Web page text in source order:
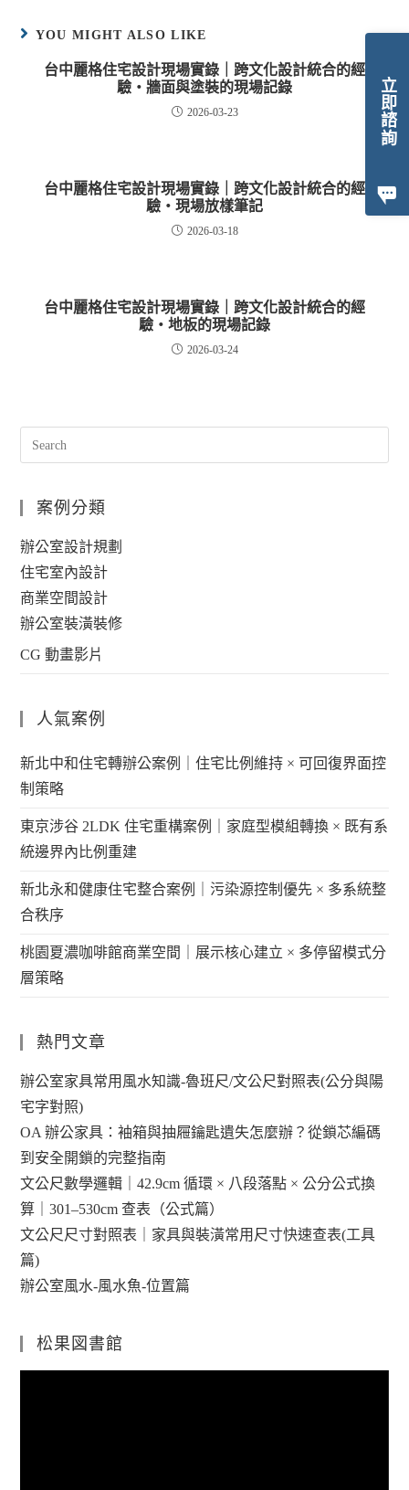
立即諮詢
YOU MIGHT ALSO LIKE
台中麗格住宅設計現場實錄｜跨文化設計統合的經
驗・牆面與塗裝的現場記錄
2026-03-23
台中麗格住宅設計現場實錄｜跨文化設計統合的經
驗・現場放樣筆記
2026-03-18
台中麗格住宅設計現場實錄｜跨文化設計統合的經
驗・地板的現場記錄
2026-03-24
案例分類
辦公室設計規劃
住宅室內設計
商業空間設計
辦公室裝潢裝修
CG 動畫影片
人氣案例
新北中和住宅轉辦公案例｜住宅比例維持 × 可回復界面控
制策略
東京涉谷 2LDK 住宅重構案例｜家庭型模組轉換 × 既有系
統邊界內比例重建
新北永和健康住宅整合案例｜污染源控制優先 × 多系統整
合秩序
桃園夏濃咖啡館商業空間｜展示核心建立 × 多停留模式分
層策略
熱門文章
辦公室家具常用風水知識-魯班尺/文公尺對照表(公分與陽
宅字對照)
OA 辦公家具：袖箱與抽屜鑰匙遺失怎麼辦？從鎖芯編碼
到安全開鎖的完整指南
文公尺數學邏輯｜42.9cm 循環 × 八段落點 × 公分公式換
算｜301–530cm 查表（公式篇）
文公尺尺寸對照表｜家具與裝潢常用尺寸快速查表(工具
篇)
辦公室風水-風水魚-位置篇
松果図書館